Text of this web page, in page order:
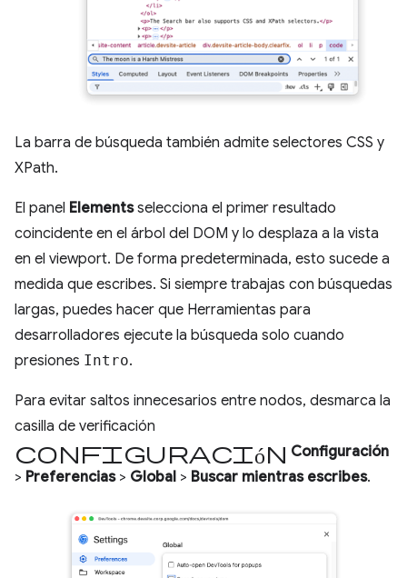
La barra de búsqueda también admite selectores CSS y
XPath.
El panel Elementsselecciona el primer resultado
coincidente en el árbol del DOM y lo desplaza a la vista
en el viewport. De forma predeterminada, esto sucede a
medida que escribes. Si siempre trabajas con búsquedas
largas, puedes hacer que Herramientas para
desarrolladores ejecute la búsqueda solo cuando
presiones Intro.
Para evitar saltos innecesarios entre nodos, desmarca la
casilla de verificación
configuración Configuración
> Preferencias> Global > Buscar mientras escribes.